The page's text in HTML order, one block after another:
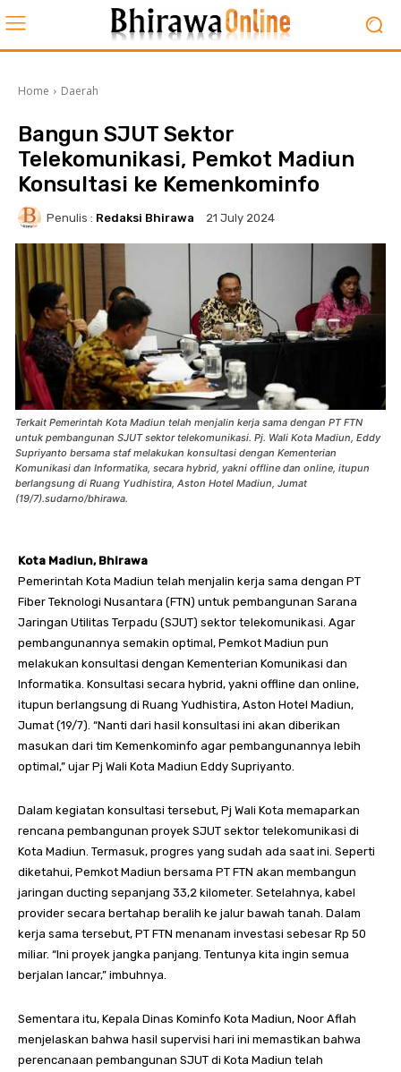
Home Daerah
Bangun SJUT Sektor
Telekomunikasi, Pemkot Madiun
Konsultasi ke Kemenkominfo
Penulis : Redaksi Bhirawa 21 July 2024
Terkait Pemerintah Kota Madiun telah menjalin kerja sama dengan PT FTN
untuk pembangunan SJUT sektor telekomunikasi. Pj. Wali Kota Madiun, Eddy
Supriyanto bersama staf melakukan konsultasi dengan Kementerian
Komunikasi dan Informatika, secara hybrid, yakni offline dan online, itupun
berlangsung di Ruang Yudhistira, Aston Hotel Madiun, Jumat
(19/7).sudarno/bhirawa.
Kota Madiun, Bhirawa
Pemerintah Kota Madiun telah menjalin kerja sama dengan PT
Fiber Teknologi Nusantara (FTN) untuk pembangunan Sarana
Jaringan Utilitas Terpadu (SJUT) sektor telekomunikasi. Agar
pembangunannya semakin optimal, Pemkot Madiun pun
melakukan konsultasi dengan Kementerian Komunikasi dan
Informatika. Konsultasi secara hybrid, yakni offline dan online,
itupun berlangsung di Ruang Yudhistira, Aston Hotel Madiun,
Jumat (19/7). “Nanti dari hasil konsultasi ini akan diberikan
masukan dari tim Kemenkominfo agar pembangunannya lebih
optimal,” ujar Pj Wali Kota Madiun Eddy Supriyanto.
Dalam kegiatan konsultasi tersebut, Pj Wali Kota memaparkan
rencana pembangunan proyek SJUT sektor telekomunikasi di
Kota Madiun. Termasuk, progres yang sudah ada saat ini. Seperti
diketahui, Pemkot Madiun bersama PT FTN akan membangun
jaringan ducting sepanjang 33,2 kilometer. Setelahnya, kabel
provider secara bertahap beralih ke jalur bawah tanah. Dalam
kerja sama tersebut, PT FTN menanam investasi sebesar Rp 50
miliar. “Ini proyek jangka panjang. Tentunya kita ingin semua
berjalan lancar,” imbuhnya.
Sementara itu, Kepala Dinas Kominfo Kota Madiun, Noor Aflah
menjelaskan bahwa hasil supervisi hari ini memastikan bahwa
perencanaan pembangunan SJUT di Kota Madiun telah